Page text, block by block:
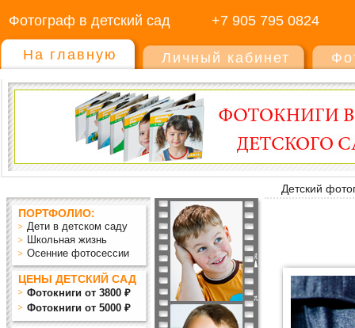
Фотограф в детский сад +7 905 795 0824
На главную Личный кабинет
Детский
ПОРТФОЛИО:
Дети в детском саду
Школьная жизнь
Осенние фотосессии
ЦЕНЫ ДЕТСКИЙ САД
Фотокниги от 3800 ₽
Фотокниги от 5000 ₽